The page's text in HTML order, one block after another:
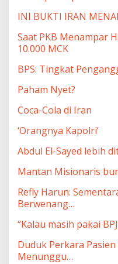
INI BUKTI IRAN
Saat PKB Menampar
10.000 MCK
BPS: Tingkat
Paham Nyet?
Coca-Cola di Iran
‘Orangnya Kapolri’
Abdul El-Sayed lebih
Mantan Misionaris
Refly Harun:
Berwenang…
“Kalau masih pakai
Duduk Perkara
Menunggu…